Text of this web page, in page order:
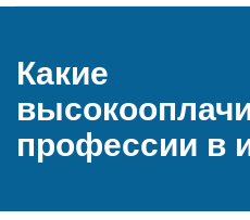
Какие
профессии в